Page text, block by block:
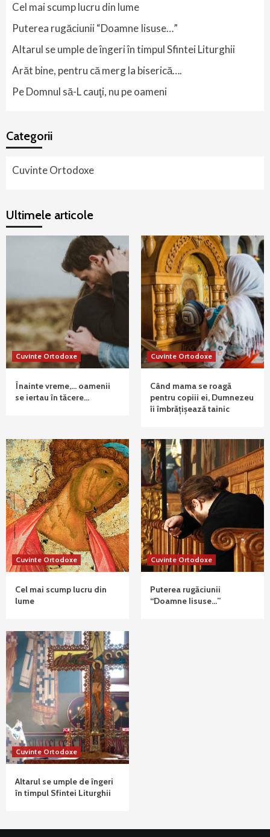
Cel mai scump lucru din lume
Puterea rugăciunii “Doamne Iisuse…”
Altarul se umple de îngeri în timpul Sfintei Liturghii
Arăt bine, pentru că merg la biserică….
Pe Domnul să-L cauţi, nu pe oameni
Categorii
Cuvinte Ortodoxe
Ultimele articole
Cuvinte Ortodoxe
Înainte vreme,… oamenii
se iertau în tăcere…
Cuvinte Ortodoxe
Când mama se roagă
pentru copiii ei, Dumnezeu
îi îmbrățișează tainic
Cuvinte Ortodoxe
Cel mai scump lucru din
lume
Cuvinte Ortodoxe
Puterea rugăciunii
“Doamne Iisuse…”
Cuvinte Ortodoxe
Altarul se umple de îngeri
în timpul Sfintei Liturghii